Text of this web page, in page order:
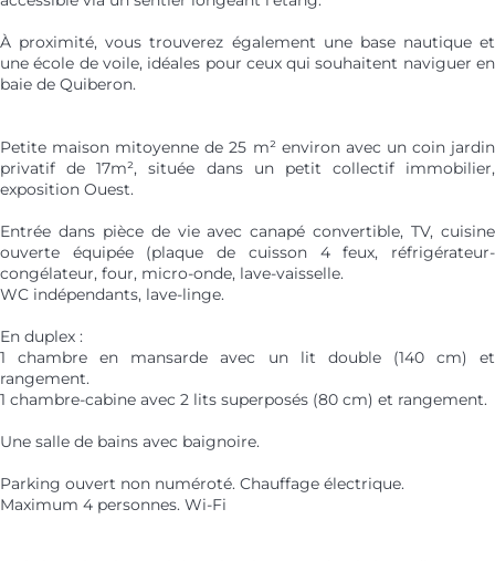
À proximité, vous trouverez également une base nautique et
une école de voile, idéales pour ceux qui souhaitent naviguer en
baie de Quiberon.
Petite maison mitoyenne de 25 m² environ avec un coin jardin
privatif de 17m², située dans un petit collectif immobilier,
exposition Ouest.
Entrée dans pièce de vie avec canapé convertible, TV, cuisine
ouverte équipée (plaque de cuisson 4 feux, réfrigérateur-
congélateur, four, micro-onde, lave-vaisselle.
WC indépendants, lave-linge.
En duplex :
1 chambre en mansarde avec un lit double (140 cm) et
rangement.
1 chambre-cabine avec 2 lits superposés (80 cm) et rangement.
Une salle de bains avec baignoire.
Parking ouvert non numéroté. Chauffage électrique.
Maximum 4 personnes. Wi-Fi